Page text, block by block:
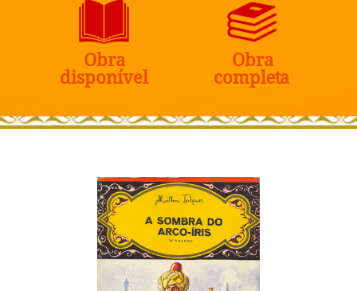
Obra
disponível
Obra
completa